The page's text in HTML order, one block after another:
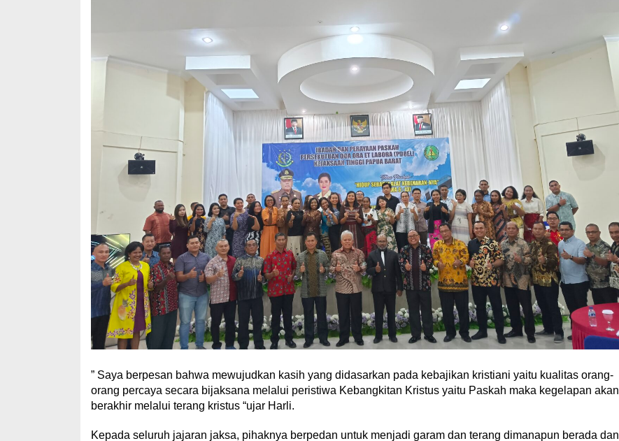
” Saya berpesan bahwa mewujudkan kasih yang didasarkan pada kebajikan kristiani yaitu kualitas orang-
orang percaya secara bijaksana melalui peristiwa Kebangkitan Kristus yaitu Paskah maka kegelapan akan
berakhir melalui terang kristus “ujar Harli.
Kepada seluruh jajaran jaksa, pihaknya berpedan untuk menjadi garam dan terang dimanapun berada dan